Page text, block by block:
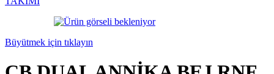
Büyütmek için tıklayın